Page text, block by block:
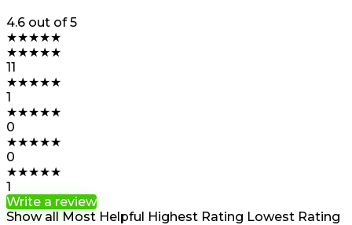
4.6 out of 5
★★★★★
★★★★★
11
★★★★★
1
★★★★★
0
★★★★★
0
★★★★★
1
Write a review
Show all Most Helpful Highest Rating Lowest Rating